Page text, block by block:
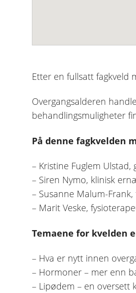
Etter en fullsatt fagkveld
Overgangsalderen
behandlingsmuligheter
På denne fagkvelden
– Kristine Fuglem Ulstad,
– Siren Nymo, klinisk
– Susanne Malum-
– Marit Veske,
Temaene for kvelden
– Hva er nytt innen
– Hormoner – mer enn
– Lipødem – en oversett